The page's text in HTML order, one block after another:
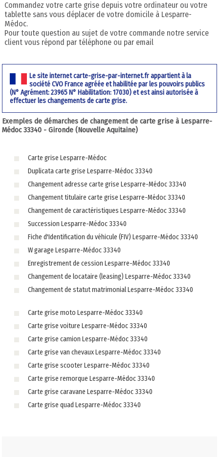
Commandez votre carte grise depuis votre ordinateur ou votre
tablette sans vous déplacer de votre domicile à Lesparre-
Médoc.
Pour toute question au sujet de votre commande notre service
client vous répond par téléphone ou par email
Le site internet carte-grise-par-internet.fr appartient à la
société CVO France agréée et habilitée par les pouvoirs publics
(N° Agrément: 23965 N° Habilitation: 17030) et est ainsi autorisée à
effectuer les changements de carte grise.
Exemples de démarches de changement de carte grise à Lesparre-
Médoc 33340 - Gironde (Nouvelle Aquitaine)
Carte grise Lesparre-Médoc
Duplicata carte grise Lesparre-Médoc 33340
Changement adresse carte grise Lesparre-Médoc 33340
Changement titulaire carte grise Lesparre-Médoc 33340
Changement de caractéristiques Lesparre-Médoc 33340
Succession Lesparre-Médoc 33340
Fiche d'Identification du véhicule (FIV) Lesparre-Médoc 33340
W garage Lesparre-Médoc 33340
Enregistrement de cession Lesparre-Médoc 33340
Changement de locataire (leasing) Lesparre-Médoc 33340
Changement de statut matrimonial Lesparre-Médoc 33340
Carte grise moto Lesparre-Médoc 33340
Carte grise voiture Lesparre-Médoc 33340
Carte grise camion Lesparre-Médoc 33340
Carte grise van chevaux Lesparre-Médoc 33340
Carte grise scooter Lesparre-Médoc 33340
Carte grise remorque Lesparre-Médoc 33340
Carte grise caravane Lesparre-Médoc 33340
Carte grise quad Lesparre-Médoc 33340